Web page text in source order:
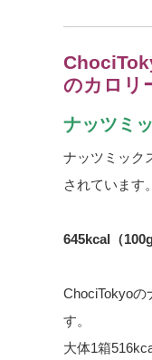
のカロリ
ナッツミ
ナッツミック
されています。
645kcal（
ChociTokyoの
す。
大体1箱